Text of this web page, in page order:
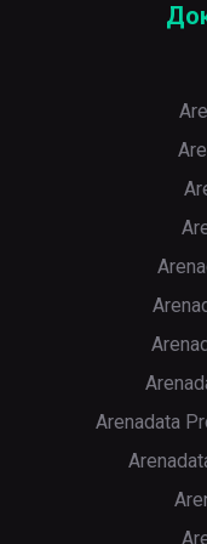
Arenadata